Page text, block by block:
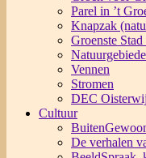
Parel in ’t
Knapzak
Groenste
Vennen
Stromen
DEC
Cultuur
De verhalen